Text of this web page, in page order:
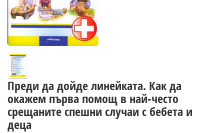
Преди да дойде линейката. Как да
окажем първа помощ в най-често
срещаните спешни случаи с бебета и
деца